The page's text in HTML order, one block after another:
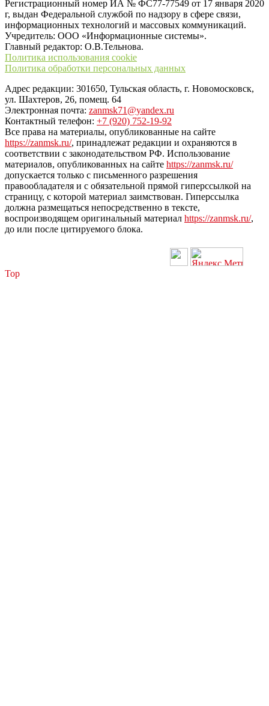
Регистрационный номер ИА № ФС77-77549 от 17 января 2020
г, выдан Федеральной службой по надзору в сфере связи,
информационных технологий и массовых коммуникаций.
Учредитель: ООО «Информационные системы».
Главный редактор: О.В.Тельнова.
Политика использования cookie
Политика обработки персональных данных
Адрес редакции: 301650, Тульская область, г. Новомосковск,
ул. Шахтеров, 26, помещ. 64
Электронная почта: zanmsk71@yandex.ru
Контактный телефон: +7 (920) 752-19-92
Все права на материалы, опубликованные на сайте
https://zanmsk.ru/, принадлежат редакции и охраняются в
соответствии с законодательством РФ. Использование
материалов, опубликованных на сайте https://zanmsk.ru/
допускается только с письменного разрешения
правообладателя и с обязательной прямой гиперссылкой на
страницу, с которой материал заимствован. Гиперссылка
должна размещаться непосредственно в тексте,
воспроизводящем оригинальный материал https://zanmsk.ru/,
до или после цитируемого блока.
Top